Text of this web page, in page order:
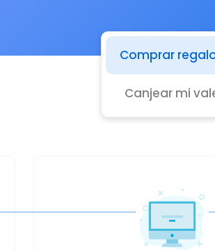
Comprar
Canjear mi